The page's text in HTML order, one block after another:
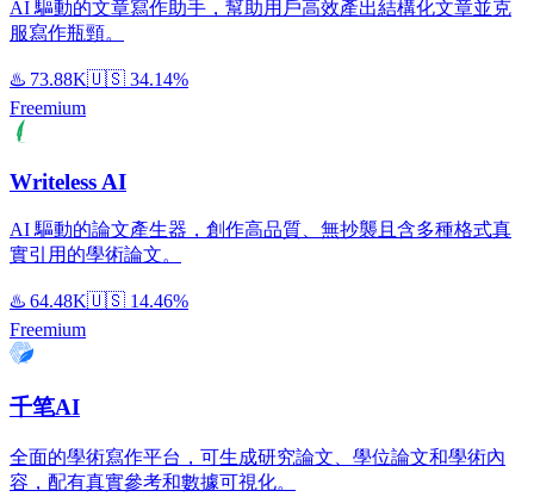
AI 驅動的文章寫作助手，幫助用戶高效產出結構化文章並克
服寫作瓶頸。
♨️ 73.88K🇺🇸 34.14%
Freemium
Writeless AI
AI 驅動的論文產生器，創作高品質、無抄襲且含多種格式真
實引用的學術論文。
♨️ 64.48K🇺🇸 14.46%
Freemium
千笔AI
全面的學術寫作平台，可生成研究論文、學位論文和學術內
容，配有真實參考和數據可視化。